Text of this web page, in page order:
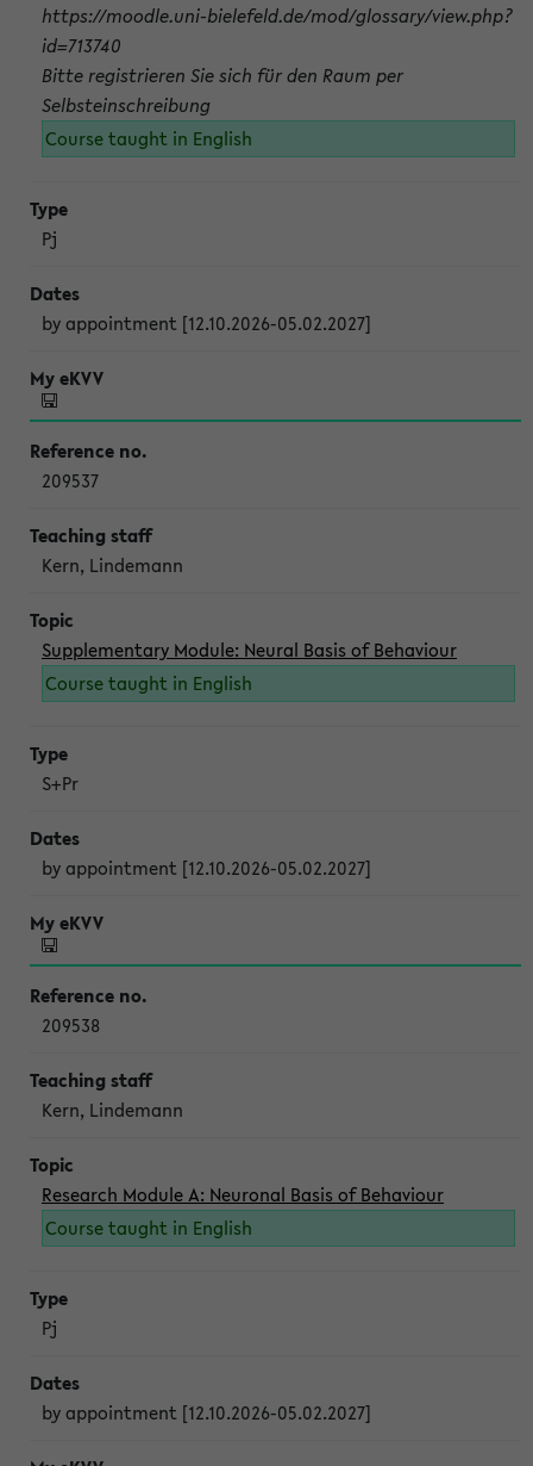
https://moodle.uni-bielefeld.de/mod/glossary/view.php?
id=713740
Bitte registrieren Sie sich für den Raum per
Selbsteinschreibung
Course taught in English
Pj
by appointment [12.10.2026-05.02.2027]
209537
Kern, Lindemann
Supplementary Module: Neural Basis of Behaviour
Course taught in English
S+Pr
by appointment [12.10.2026-05.02.2027]
209538
Kern, Lindemann
Research Module A: Neuronal Basis of Behaviour
Course taught in English
Pj
by appointment [12.10.2026-05.02.2027]